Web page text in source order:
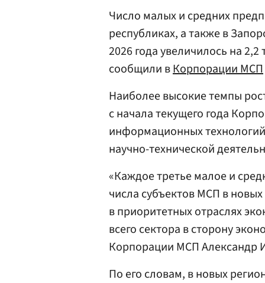
Число малых и средних
республиках, а также в
2026 года увеличилось на
сообщили вКорпорации МСП
Наиболее высокие темпы
с начала текущего года
информационных
научно-технической
«Каждое третье малое и
числа субъектов МСП в
в приоритетных отраслях
всего сектора в сторону
Корпорации МСП Александр
По его словам, в новых